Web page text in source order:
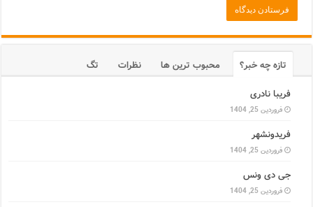
تازه چه خبر؟ محبوب ترین ها نظرات
تگ
فریبا نادری
فروردین 25, 1404
فریدونشهر
فروردین 25, 1404
جی دی ونس
فروردین 25, 1404